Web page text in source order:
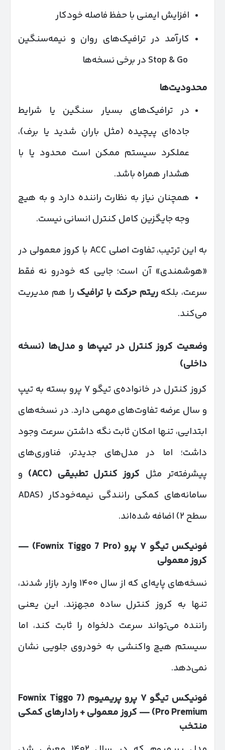
افزایش ایمنی با حفظ فاصله خودکار
کارآمد در ترافیک‌های روان و نیمه‌سنگین
محدودیت‌ها
در ترافیک‌های بسیار سنگین یا شرایط
جاده‌ای پیچیده (مثل باران شدید یا برف)،
عملکرد سیستم ممکن است محدود یا با
هشدار همراه باشد.
همچنان نیاز به نظارت راننده دارد و به‌ هیچ‌
وجه جایگزین کامل کنترل انسانی نیست.
به این ترتیب، تفاوت اصلی ACC با کروز معمولی در
«هوشمندی» آن است؛ جایی که خودرو نه فقط
سرعت، بلکهریتم حرکت با ترافیک را هم مدیریت
می‌کند.
وضعیت کروز کنترل در تیپ‌ها و مدل‌ها (نسخه
داخلی)
کروز کنترل در خانواده‌ی تیگو ۷ پرو بسته به تیپ
و سال عرضه تفاوت‌های مهمی دارد. در نسخه‌های
ابتدایی، تنها امکان ثابت نگه داشتن سرعت وجود
داشت؛ اما در مدل‌های جدیدتر، فناوری‌های
پیشرفته‌تر مثل کروز کنترل تطبیقی (ACC)
و
سامانه‌های کمکی رانندگی نیمه‌خودکار (ADAS
سطح ۲) اضافه شده‌اند.
فونیکس تیگو۷ پرو (Fownix Tiggo 7 Pro) —
کروز معمولی
نسخه‌های پایه‌ای که از سال ۱۴۰۰ وارد بازار شدند،
تنها به کروز کنترل ساده مجهزند. این یعنی
راننده می‌تواند سرعت دلخواه را ثابت کند، اما
سیستم هیچ واکنشی به خودروی جلویی نشان
نمی‌دهد.
فونیکس تیگو۷ پرو پریمیوم (Fownix Tiggo 7
Pro Premium) —
کروز معمولی + رادارهای کمکی
منتخب